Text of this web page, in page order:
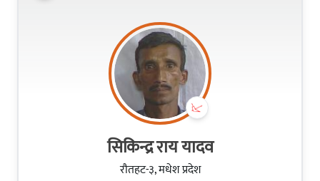
सिकिन्द्र राय यादव
रौतहट-३, मधेश प्रदेश